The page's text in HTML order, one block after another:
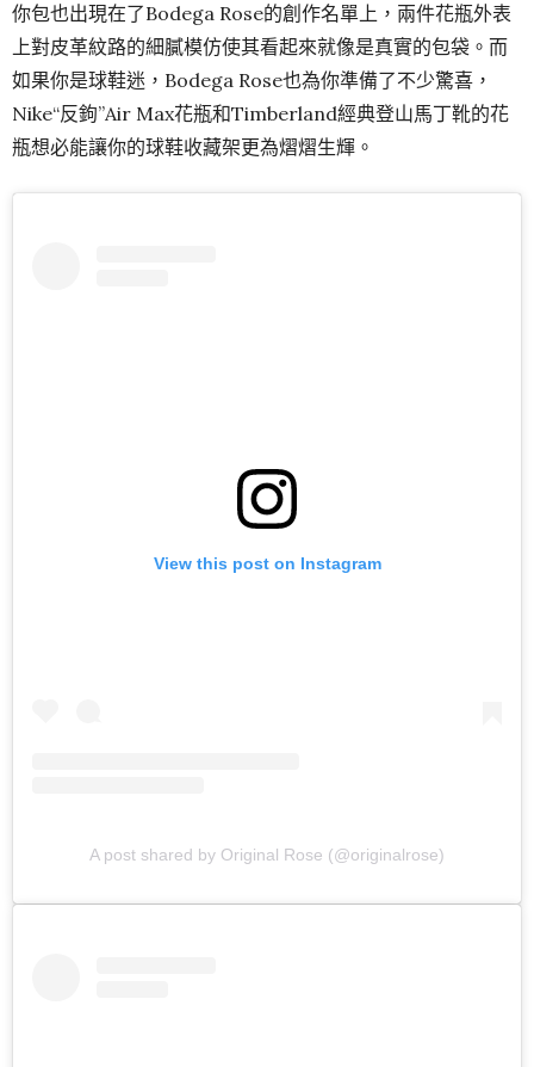
你包也出現在了Bodega Rose的創作名單上，兩件花瓶外表
上對皮革紋路的細膩模仿使其看起來就像是真實的包袋。而
如果你是球鞋迷，Bodega Rose也為你準備了不少驚喜，
Nike“反鉤”Air Max花瓶和Timberland經典登山馬丁靴的花
瓶想必能讓你的球鞋收藏架更為熠熠生輝。
View this post on Instagram
A post shared by Original Rose (@originalrose)